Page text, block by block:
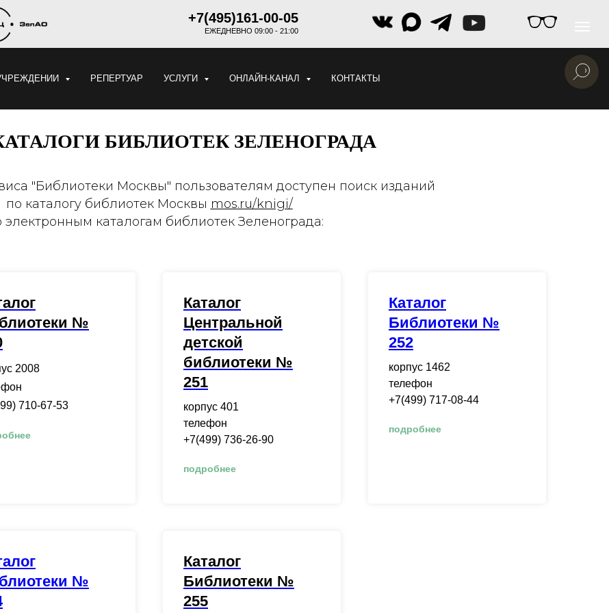
+7(495)161-00-05
ЕЖЕДНЕВНО 09:00 - 21:00
РЕПЕРТУАР УСЛУГИ ОНЛАЙН-КАНАЛ КОНТАКТЫ
БИБЛИОТЕК ЗЕЛЕНОГРАДА
"Библиотеки Москвы" пользователям доступен поиск изданий
по каталогу библиотек Москвы mos.ru/knigi/
электронным каталогам библиотек Зеленограда:
№
2008
710-67-53
Каталог
Центральной
детской
библиотеки №
251
корпус 401
телефон
+7(499) 736-26-90
подробнее
Каталог
Библиотеки №
252
корпус 1462
телефон
+7(499) 717-08-44
подробнее
№
Каталог
Библиотеки №
255